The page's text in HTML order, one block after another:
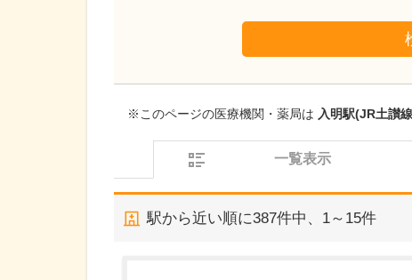
※このページの医療機関・薬局は 入明駅(JR土讃
一覧表示
駅から近い順に387件中、 1～15件